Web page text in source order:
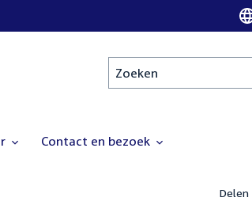
Zoeken
Contact en bezoek
Delen